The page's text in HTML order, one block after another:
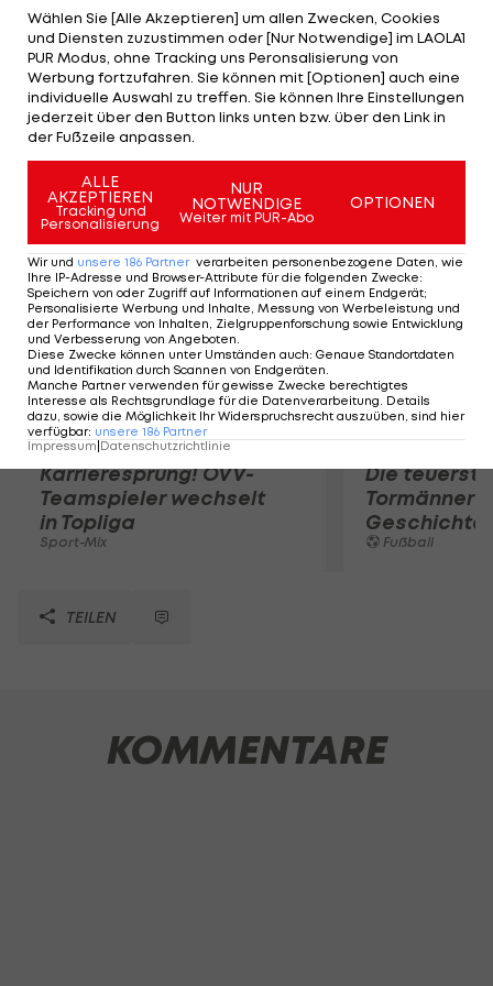
nicht an den Olympischen Spielen teilnehmen
können", so Trainer Oscar Gidewall via "Radio
Sweden". Die ehemalige Top-Siebenkämpferin
(Olympiasieg 2004, WM-Titel 2003, 2005 und 2007)
hat in letzter Zeit viel mit Verletzungen zu
kämpfen, ein Karriereende steht im Raum.
Mehr zum Thema
Karrieresprung! ÖVV-
Teamspieler wechselt
in Topliga
Sport-Mix
Die
Tormänner
Geschichte
Fußball
TEILEN
KOMMENTARE
Wählen Sie [Alle Akzeptieren] um allen Zwecken, Cookies
und Diensten zuzustimmen oder [Nur Notwendige] im LAOLA1
PUR Modus, ohne Tracking uns Peronsalisierung von
Werbung fortzufahren. Sie können mit [Optionen] auch eine
individuelle Auswahl zu treffen. Sie können Ihre Einstellungen
jederzeit über den Button links unten bzw. über den Link in
der Fußzeile anpassen.
ALLE
AKZEPTIEREN
Tracking und
Personalisierung
NUR
NOTWENDIGE
Weiter mit PUR-Abo
OPTIONEN
Wir und unsere 186 Partner verarbeiten personenbezogene Daten, wie
Ihre IP-Adresse und Browser-Attribute für die folgenden Zwecke:
Speichern von oder Zugriff auf Informationen auf einem Endgerät;
Personalisierte Werbung und Inhalte, Messung von Werbeleistung und
der Performance von Inhalten, Zielgruppenforschung sowie Entwicklung
und Verbesserung von Angeboten.
Diese Zwecke können unter Umständen auch: Genaue Standortdaten
und Identifikation durch Scannen von Endgeräten.
Manche Partner verwenden für gewisse Zwecke berechtigtes
Interesse als Rechtsgrundlage für die Datenverarbeitung. Details
dazu, sowie die Möglichkeit Ihr Widerspruchsrecht auszuüben, sind hier
verfügbar: unsere 186 Partner
Impressum Datenschutzrichtlinie